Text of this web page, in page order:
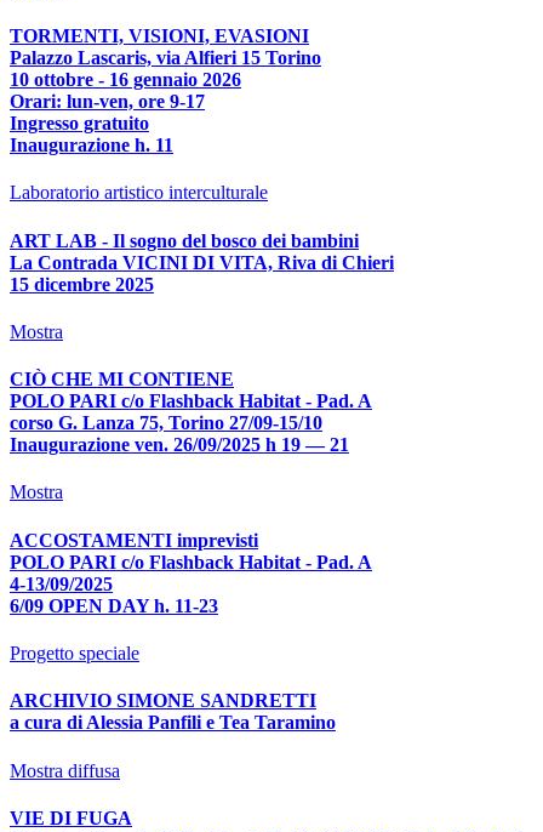
TORMENTI, VISIONI, EVASIONI
Palazzo Lascaris, via Alfieri 15 Torino
10 ottobre - 16 gennaio 2026
Orari: lun-ven, ore 9-17
Ingresso gratuito
Inaugurazione h. 11
Laboratorio artistico interculturale
ART LAB - Il sogno del bosco dei bambini
La Contrada VICINI DI VITA, Riva di Chieri
15 dicembre 2025
Mostra
CIÒ CHE MI CONTIENE
POLO PARI c/o Flashback Habitat - Pad. A
corso G. Lanza 75, Torino 27/09-15/10
Inaugurazione ven. 26/09/2025 h 19 — 21
Mostra
ACCOSTAMENTI imprevisti
POLO PARI c/o Flashback Habitat - Pad. A
4-13/09/2025
6/09 OPEN DAY h. 11-23
Progetto speciale
ARCHIVIO SIMONE SANDRETTI
a cura di Alessia Panfili e Tea Taramino
Mostra diffusa
VIE DI FUGA